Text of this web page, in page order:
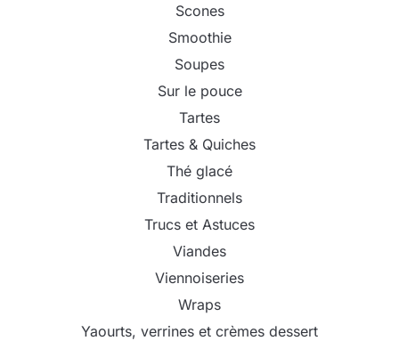
Scones
Smoothie
Soupes
Sur le pouce
Tartes
Tartes & Quiches
Thé glacé
Traditionnels
Trucs et Astuces
Viandes
Viennoiseries
Wraps
Yaourts, verrines et crèmes dessert